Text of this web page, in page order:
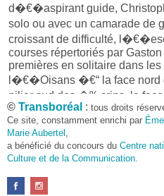
d�€�aspirant guide,
solo ou avec un camarade
croissant de difficulté,
courses répertoriés par
premières en solitaire dans
l�€�Oisans �€“ la face
pilier sud des �‰crins, la face
l�€�enchaînement Meije-
Moulin met un terme aux
avait déj� songé renoncer en
kirghize, par
enseigné de 1990 � 1999
© Transboréal : tous droits
Ce site, constamment enrichi par
Marie Aubertel ,
a bénéficié du concours du Centre
Culture et de la Communication.